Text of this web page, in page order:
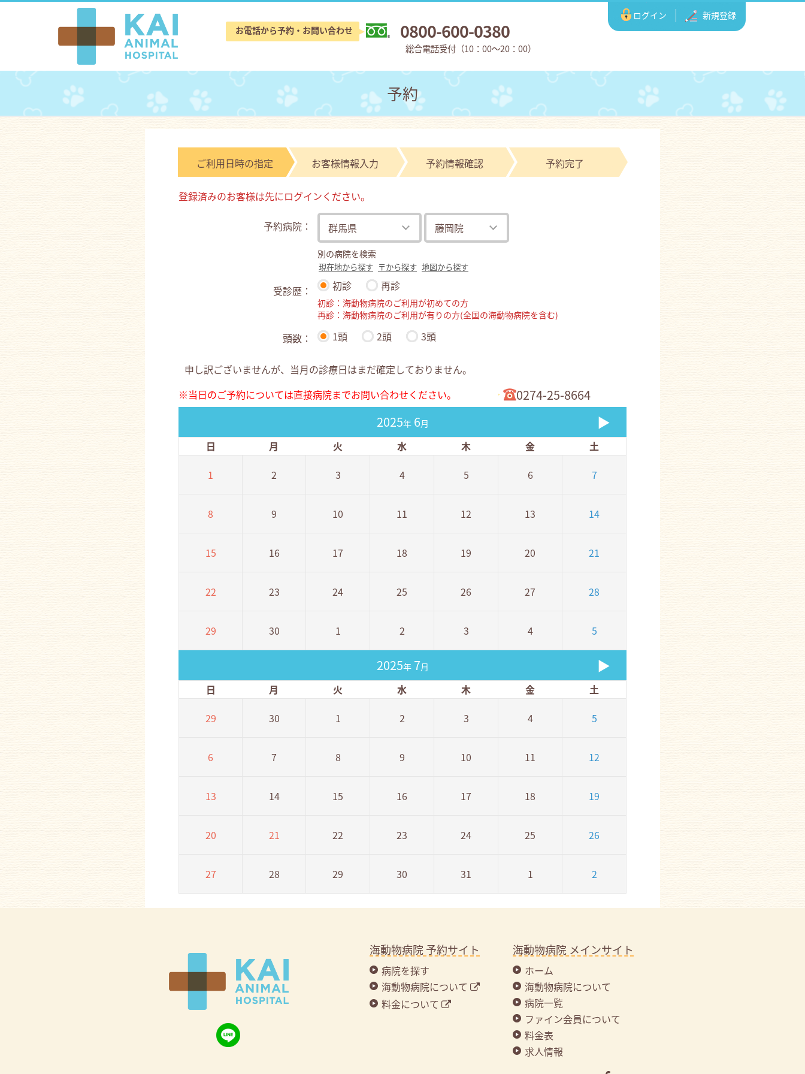
お電話から予約・お問い合わせ 0800-600-0380
総合電話受付（10：00〜20：00）
ログイン 新規登録
予約
ご利用日時の指定 お客様情報入力 予約情報確認 予約完了
登録済みのお客様は先にログインください。
予約病院：
別の病院を検索
現在地から探す 〒から探す 地図から探す
受診歴： 初診 再診
初診：海動物病院のご利用が初めての方
再診：海動物病院のご利用が有りの方(全国の海動物病院を含む)
頭数： 1頭 2頭 3頭
申し訳ございませんが、当月の診療日はまだ確定しておりません。
※当日のご予約については直接病院までお問い合わせください。
0274-25-8664
2025年 6月 ▶
日 月 火 水 木 金
土
1
2 3 4 5 6 7
8 9 10 11 12 13 14
15 16 17 18 19 20 21
22 23 24 25 26 27 28
29 30 1 2 3 4 5
2025年 7月 ▶
日 月 火 水 木 金
土
29
30 1 2 3 4 5
6 7 8 9 10 11 12
13 14 15 16 17 18 19
20 21 22 23 24 25 26
27 28 29 30 31 1 2
海動物病院 予約サイト
病院を探す
海動物病院について
料金について
海動物病院 メインサイト
ホーム
海動物病院について
病院一覧
ファイン会員について
料金表
求人情報